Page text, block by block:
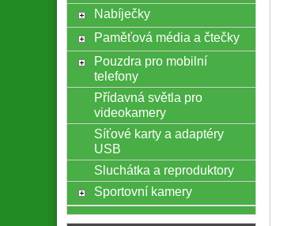
Nabíječky
Paměťová média a čtečky
Pouzdra pro mobilní
telefony
Přídavná světla pro
videokamery
Síťové karty a adaptéry
USB
Sluchátka a reproduktory
Sportovní kamery